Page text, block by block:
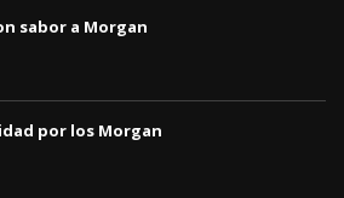
sabor a Morgan
por los Morgan